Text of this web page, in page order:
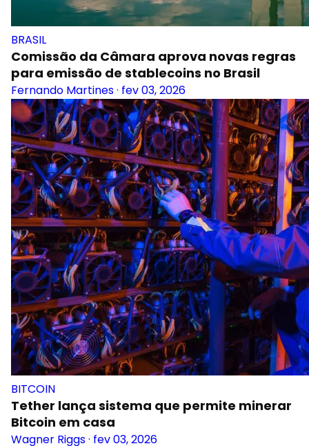
BRASIL
Comissão da Câmara aprova novas regras
para emissão de stablecoins no Brasil
Fernando Martines· fev 03, 2026
BITCOIN
Tether lança sistema que permite minerar
Bitcoin em casa
Wagner Riggs· fev 03, 2026